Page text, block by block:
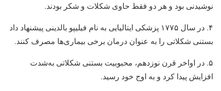
نوشیدنی بود و هر دو فقط حاوی شکلات و شکر بودند.
۴. در سال ۱۷۷۵ پزشکی ایتالیایی به نام فیلیپو بالدینی پیشنهاد داد
بستنی شکلاتی را به ‌عنوان درمان برخی بیماری‌ها مصرف کنند.
۵. در اواخر قرن نوزدهم، محبوبیت بستنی شکلاتی به‌شدت
افزایش پیدا کرد و به اوج خود رسید.